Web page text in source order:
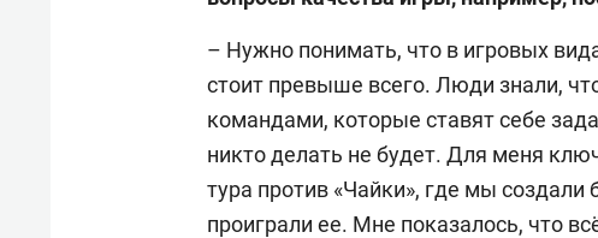
– Нужно понимать, что в игровых
стоит превыше всего. Люди знали,
командами, которые ставят себе
никто делать не будет. Для меня
тура против «Чайки», где мы
проиграли ее. Мне показалось, что